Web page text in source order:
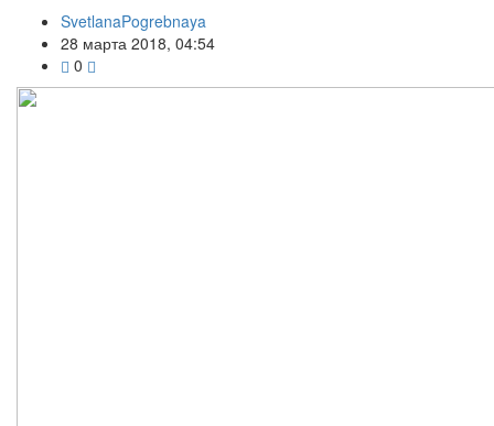
SvetlanaPogrebnaya
28 марта 2018, 04:54
0